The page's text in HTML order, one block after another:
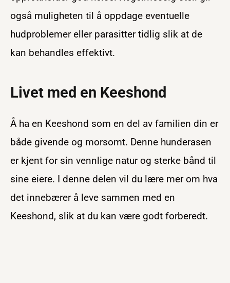
også muligheten til å oppdage eventuelle
hudproblemer eller parasitter tidlig slik at de
kan behandles effektivt.
Livet med en Keeshond
Å ha en Keeshond som en del av familien din er
både givende og morsomt. Denne hunderasen
er kjent for sin vennlige natur og sterke bånd til
sine eiere. I denne delen vil du lære mer om hva
det innebærer å leve sammen med en
Keeshond, slik at du kan være godt forberedt.